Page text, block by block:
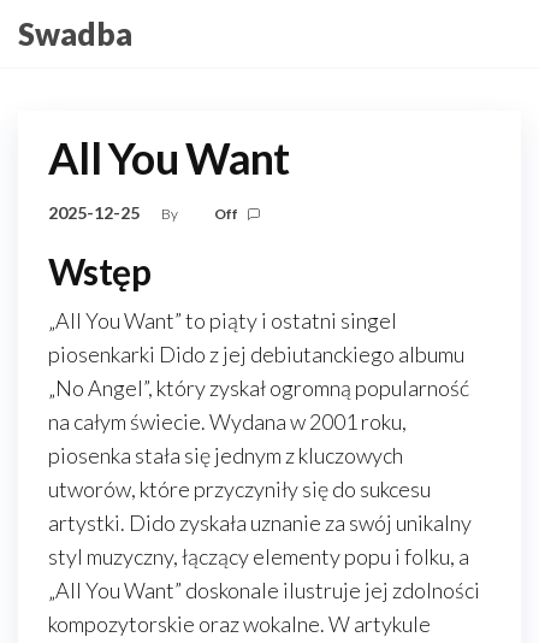
toSwadba
All You Want
2025-12-25 By Off
Wstęp
„All You Want” to piąty i ostatni singel
piosenkarki Dido z jej debiutanckiego albumu
„No Angel”, który zyskał ogromną popularność
na całym świecie. Wydana w 2001 roku,
piosenka stała się jednym z kluczowych
utworów, które przyczyniły się do sukcesu
artystki. Dido zyskała uznanie za swój unikalny
styl muzyczny, łączący elementy popu i folku, a
„All You Want” doskonale ilustruje jej zdolności
kompozytorskie oraz wokalne. W artykule